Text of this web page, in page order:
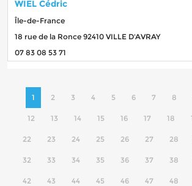
WIEL Cédric
Île-de-France
18 rue de la Ronce 92410 VILLE D'AVRAY
07 83 08 53 71
1 2 3 4 5 6 7 8
12 13 14 15 16 17 18
22 23 24 25 26 27 28
32 33 34 35 36 37 38
42 43 44 45 46 47 48